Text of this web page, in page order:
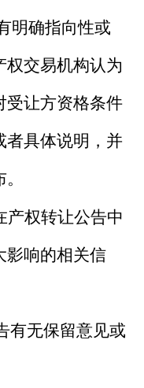
明确指向性或
权交易机构认为
受让方资格条件
者具体说明，并
权转让公告中
影响的相关信
有无保留意见或